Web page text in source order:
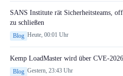
SANS Institute rät Sicherheitsteams,
zu schließen
Blog Heute, 00:01 Uhr
Kemp LoadMaster wird über CVE-
Blog Gestern, 23:43 Uhr